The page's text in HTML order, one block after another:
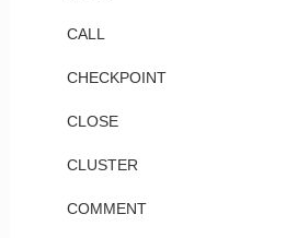
CALL
CHECKPOINT
CLOSE
CLUSTER
COMMENT